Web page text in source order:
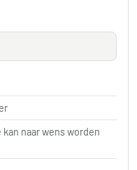
kan naar wens worden